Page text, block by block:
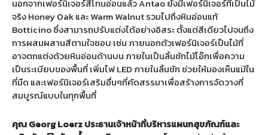
นอกจากเฟอร์นิเจอร์สีโทนอ่อนแล้ว Antao ยังมีเฟอร์นิเจอร์ที่เป็นไม้
จริง Honey Oak และ Warm Walnut รวมไปถึงหินอ่อนแท้
Botticino ซึ่งสามารถปรับแต่งได้อย่างอิสระ ตั้งแต่สีเดียวไปจนถึง
การผสมผสานสีตามใจชอบ เช่น ภายนอกตัวเฟอร์นิเจอร์เป็นไม้ที่
อาจตกแต่งด้วยหินอ่อนด้านบน ภายในเป็นลิ้นชักไม้โอ๊กเพื่อความ
เป็นระเบียบของพื้นที่ เพิ่มไฟ LED ภายในลิ้นชัก ช่วยให้มองเห็นแม้ใน
ที่มืด และเฟอร์นิเจอร์เสริมอื่นๆที่คัดสรรมาเพื่อสร้างการจัดวางที่
สมบูรณ์แบบในทุกพื้นที่
คุณ Georg Loerz ประธานเจ้าหน้าที่บริหารแผนกสุขภัณฑ์และ